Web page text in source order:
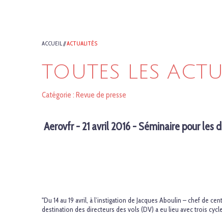
ACCUEIL//ACTUALITÉS
TOUTES LES
Catégorie : Revue de presse
Aerovfr - 21 avril 2016 - Séminaire pour les
"Du 14 au 19 avril, à l’instigation de Jacques Aboulin – chef de
destination des directeurs des vols (DV) a eu lieu avec trois